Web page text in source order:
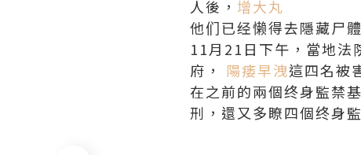
人後， 增大丸
他们已经懒得去隱藏尸
11月21日下午，當地
府，
陽痿早洩這四名被
在之前的兩個终身監禁
刑，還又多瞭四個终身